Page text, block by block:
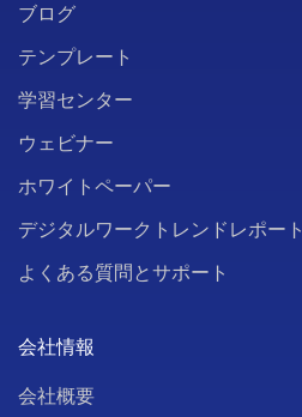
ブログ
テンプレート
学習センター
ウェビナー
ホワイトペーパー
デジタルワークトレンドレポート
よくある質問とサポート
会社情報
会社概要